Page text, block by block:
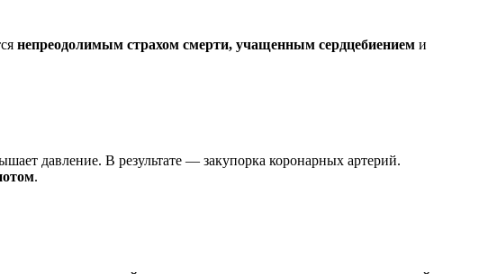
непреодолимым страхом смерти, учащенным сердцебиением и
давление. В результате — закупорка коронарных артерий.
.